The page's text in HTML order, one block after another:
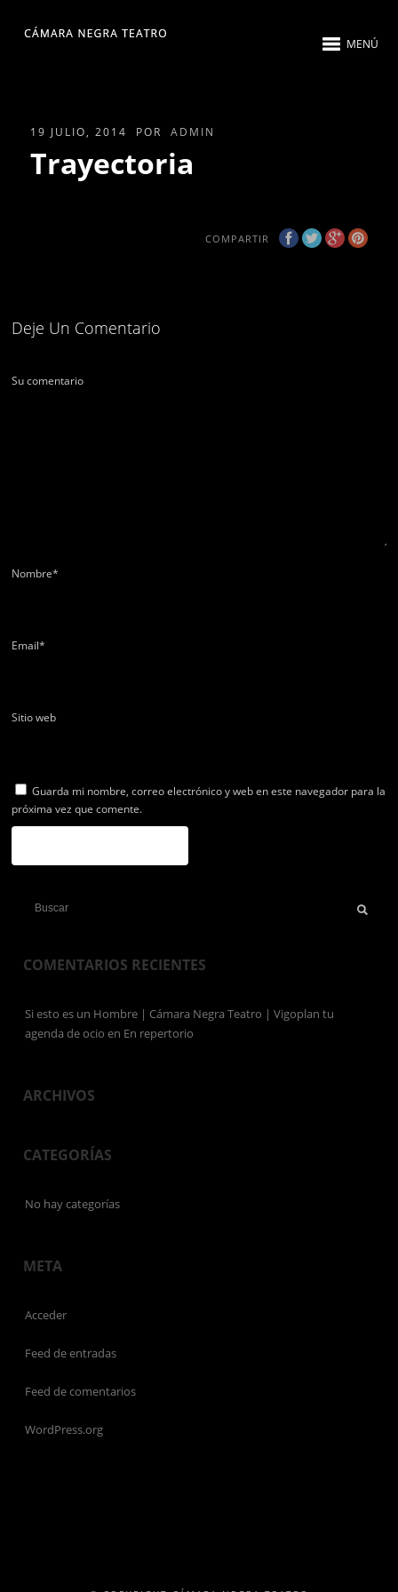
MENÚ
19 JULIO, 2014 POR ADMIN
Trayectoria
COMPARTIR
Deje Un Comentario
Su comentario
Nombre*
Email*
Sitio web
Guarda mi nombre, correo electrónico y web en este navegador para la
próxima vez que comente.
COMENTARIOS RECIENTES
Si esto es un Hombre | Cámara Negra Teatro | Vigoplan tu
agenda de ocio en En repertorio
ARCHIVOS
CATEGORÍAS
No hay categorías
META
Acceder
Feed de entradas
Feed de comentarios
WordPress.org